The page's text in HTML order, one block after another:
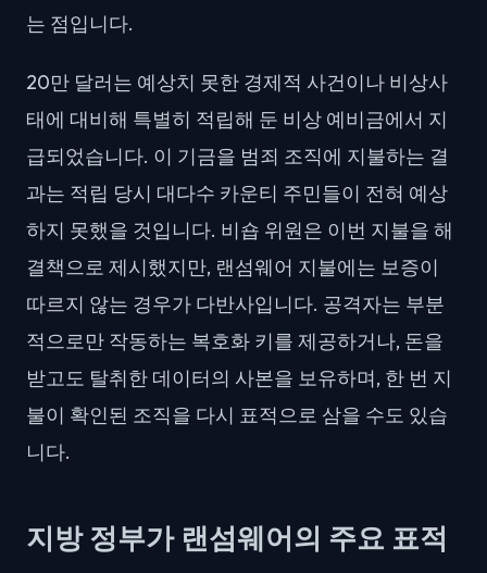
는 점입니다.
20만 달러는 예상치 못한 경제적 사건이나 비상사
태에 대비해 특별히 적립해 둔 비상 예비금에서 지
급되었습니다. 이 기금을 범죄 조직에 지불하는 결
과는 적립 당시 대다수 카운티 주민들이 전혀 예상
하지 못했을 것입니다. 비숍 위원은 이번 지불을 해
결책으로 제시했지만, 랜섬웨어 지불에는 보증이
따르지 않는 경우가 다반사입니다. 공격자는 부분
적으로만 작동하는 복호화 키를 제공하거나, 돈을
받고도 탈취한 데이터의 사본을 보유하며, 한 번 지
불이 확인된 조직을 다시 표적으로 삼을 수도 있습
니다.
지방 정부가 랜섬웨어의 주요 표적